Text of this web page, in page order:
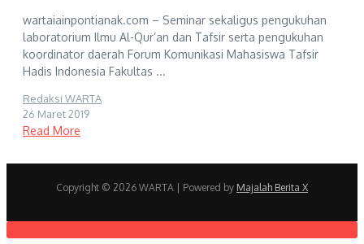
wartaiainpontianak.com – Seminar sekaligus pengukuhan
laboratorium Ilmu Al-Qur’an dan Tafsir serta pengukuhan
koordinator daerah Forum Komunikasi Mahasiswa Tafsir
Hadis Indonesia Fakultas ...
Redaksi WARTA
26 Maret 2019
Read More
Copyright © 2026 WARTA | Powered by Majalah Berita X